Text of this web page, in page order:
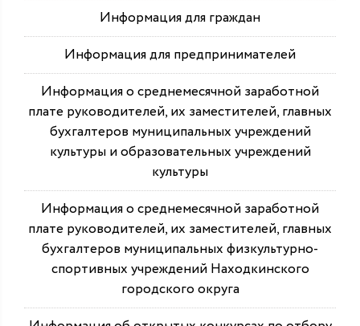
Информация для граждан
Информация для предпринимателей
Информация о среднемесячной заработной
плате руководителей, их заместителей, главных
бухгалтеров муниципальных учреждений
культуры и образовательных учреждений
культуры
Информация о среднемесячной заработной
плате руководителей, их заместителей, главных
бухгалтеров муниципальных физкультурно-
спортивных учреждений Находкинского
городского округа